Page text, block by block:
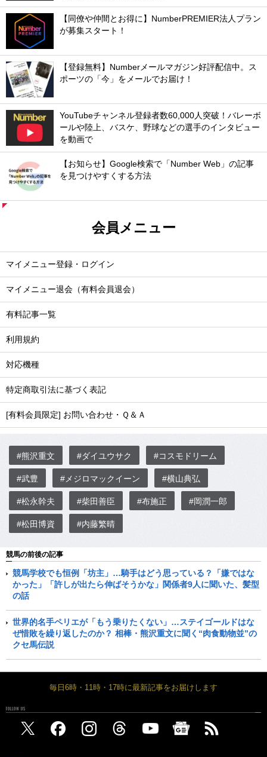
【同僚や仲間とお得に】NumberPREMIER法人プラン
が募集スタート！
【登録無料】Numberメールマガジン好評配信中。ス
ポーツの「今」をメールでお届け！
YouTubeチャンネル登録者数60,000人突破！バレーボ
ールや陸上、バスケ、野球などの選手のインタビュー
を動画で
【お知らせ】Google検索で「Number Web」の記事
を見つけやすくする方法
会員メニュー
マイメニュー登録・ログイン
マイメニュー退会（有料会員退会）
有料記事一覧
利用規約
対応機種
特定商取引法に基づく表記
[有料会員限定] お問い合わせ・Ｑ＆Ａ
#熊沢重文 #ダイユウサク #コスモドリーム
#武豊 #メジロマックイーン #横山典弘
#松永幹夫 #柴田善臣 #布施正 #岡潤一郎
#松田博資 #内藤繁晴
競馬の前後の記事
競馬学校でも恒例「坊主」…騎手はどう思っている？「嫌ではな
かった」「許しが出たら伸ばそうかな」関係者9人に聞いた、髪型
の話
世界的名手ペリエが「もう乗りたくない」…ステイゴールドはな
ぜ惜敗を繰り返したのか？ 相棒・熊沢重文に聞く“肉食動物並”の
クセ馬伝説
毎日6時・11時・17時に最新記事をお届けします
FOLLOW US